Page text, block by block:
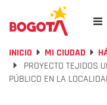
INICIO MI CIUDAD
PROYECTO TEJIDOS
PÚBLICO EN LA